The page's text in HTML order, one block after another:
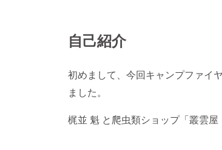
自己紹介
初めまして、今回キャンプファイ
ました。
梶並 魁 と爬虫類ショップ「叢雲屋